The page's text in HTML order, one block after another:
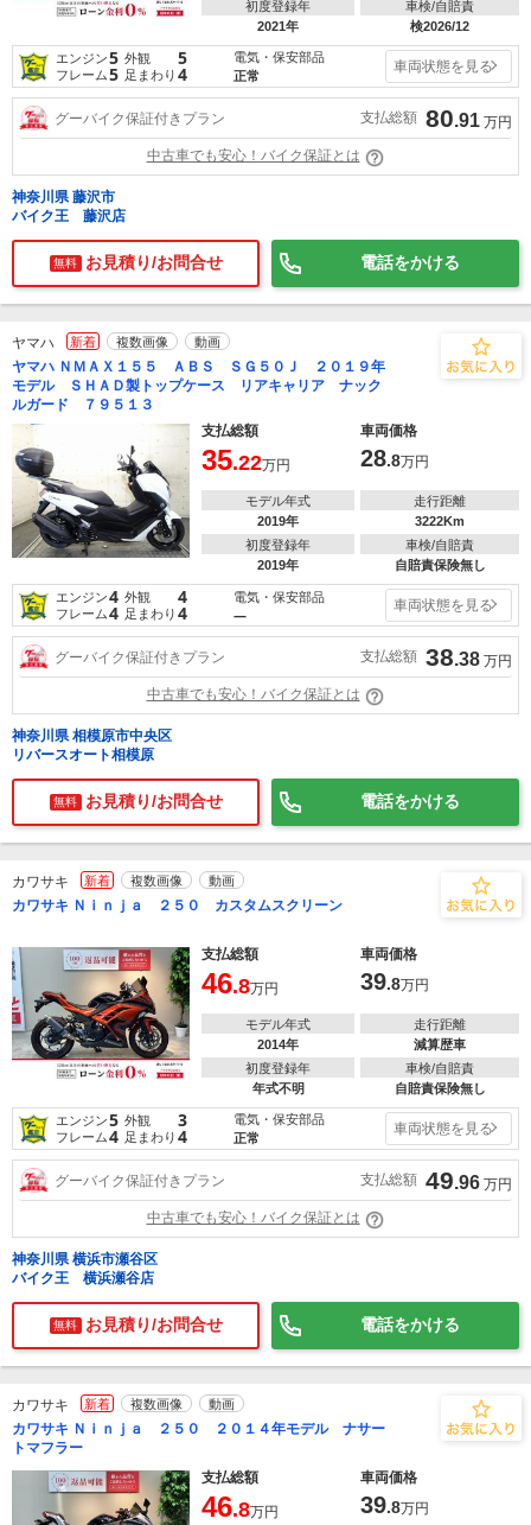
初度登録年
2021年
車検/自賠責
検2026/12
エンジン5 外観 5
フレーム5 足まわり 4
電気・保安部品
正常
車両状態を見る
グーバイク保証付きプラン 支払総額 80.91 万円
中古車でも安心！バイク保証とは
神奈川県 藤沢市
バイク王 藤沢店
無料 お見積り/お問合せ 電話をかける
ヤマハ 新着 複数画像 動画
ヤマハ ＮＭＡＸ１５５ ＡＢＳ ＳＧ５０Ｊ ２０１９年
モデル ＳＨＡＤ製トップケース リアキャリア ナック
ルガード ７９５１３
支払総額
車両価格
35.22万円 28.8万円
モデル年式
2019年
走行距離
3222Km
初度登録年
2019年
車検/自賠責
自賠責保険無し
エンジン4 外観 4
フレーム4 足まわり 4
電気・保安部品
―
車両状態を見る
グーバイク保証付きプラン 支払総額 38.38 万円
中古車でも安心！バイク保証とは
神奈川県 相模原市中央区
リバースオート相模原
無料 お見積り/お問合せ 電話をかける
カワサキ 新着 複数画像 動画
カワサキ Ｎｉｎｊａ ２５０ カスタムスクリーン
支払総額 車両価格
46.8万円 39.8万円
モデル年式
2014年
走行距離
減算歴車
初度登録年
年式不明
車検/自賠責
自賠責保険無し
エンジン5 外観 3
フレーム4 足まわり 4
電気・保安部品
正常
車両状態を見る
グーバイク保証付きプラン 支払総額 49.96 万円
中古車でも安心！バイク保証とは
神奈川県 横浜市瀬谷区
バイク王 横浜瀬谷店
無料 お見積り/お問合せ 電話をかける
カワサキ 新着 複数画像 動画
カワサキ Ｎｉｎｊａ ２５０ ２０１４年モデル ナサー
トマフラー
支払総額
車両価格
46.8万円 39.8万円